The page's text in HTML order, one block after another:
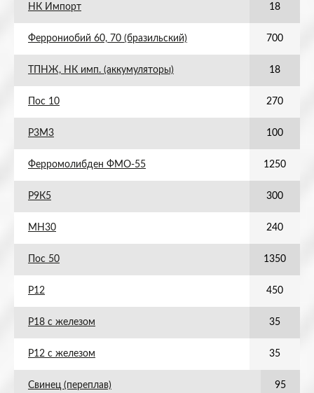
НК Импорт 18
Феррониобий 60, 70 (бразильский) 700
ТПНЖ, НК имп. (аккумуляторы) 18
Пос 10 270
Р3М3 100
Ферромолибден ФМО-55 1250
Р9К5 300
МН30 240
Пос 50 1350
Р12 450
Р18 с железом 35
Р12 с железом 35
Свинец (переплав) 95